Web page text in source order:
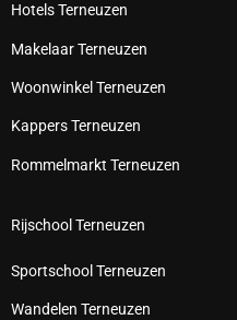
Hotels Terneuzen
Makelaar Terneuzen
Woonwinkel Terneuzen
Kappers Terneuzen
Rommelmarkt Terneuzen
Rijschool Terneuzen
Sportschool Terneuzen
Wandelen Terneuzen